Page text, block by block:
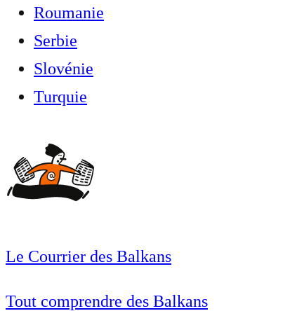
Roumanie
Serbie
Slovénie
Turquie
Le Courrier des Balkans
Tout comprendre des Balkans